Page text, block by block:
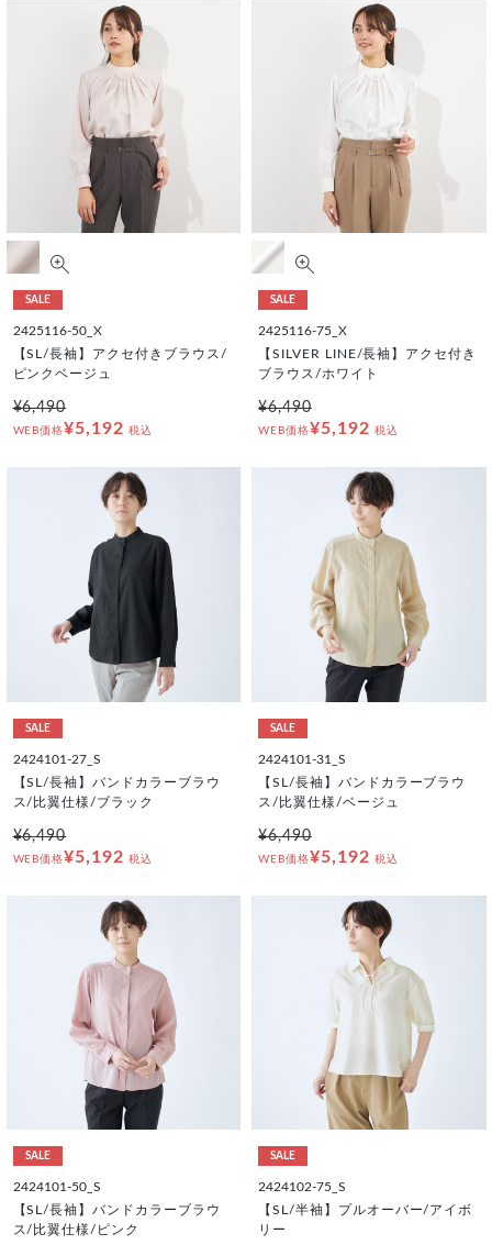
SALE
2425116-50_X
【SL/長袖】アクセ付きブラウス/
ピンクベージュ
¥6,490
WEB価格¥5,192 税込
SALE
2425116-75_X
【SILVER LINE/長袖】アクセ付き
ブラウス/ホワイト
¥6,490
WEB価格¥5,192 税込
SALE
2424101-27_S
【SL/長袖】バンドカラーブラウ
ス/比翼仕様/ブラック
¥6,490
WEB価格¥5,192 税込
SALE
2424101-31_S
【SL/長袖】バンドカラーブラウ
ス/比翼仕様/ベージュ
¥6,490
WEB価格¥5,192 税込
SALE
2424101-50_S
【SL/長袖】バンドカラーブラウ
ス/比翼仕様/ピンク
SALE
2424102-75_S
【SL/半袖】プルオーバー/アイボ
リー